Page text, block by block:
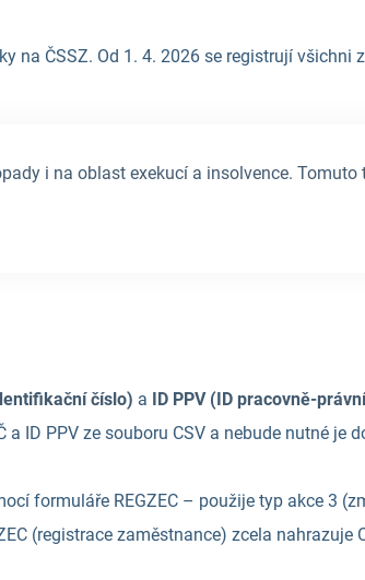
na ČSSZ. Od 1. 4. 2026 se registrují všichni
i na oblast exekucí a insolvence. Tomuto
číslo) a ID PPV (ID pracovně-
ID PPV ze souboru CSV a nebude nutné je
formuláře REGZEC – použije typ akce 3
(registrace zaměstnance) zcela nahrazuje